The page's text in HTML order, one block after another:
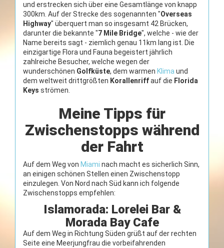
und erstrecken sich über eine Gesamtlänge von knapp
300km. Auf der Strecke des sogenannten "Overseas
Highway" überquert man so insgesamt 42 Brücken,
darunter die bekannte "7 Mile Bridge", welche - wie der
Name bereits sagt - ziemlich genau 11km lang ist. Die
einzigartige Flora und Fauna begeistert jährlich
zahlreiche Besucher, welche wegen der
wunderschönen Golfküste, dem warmen Klima und
dem weltweit drittgrößten Korallenriffauf die Florida
Keys strömen.
Meine Tipps für
Zwischenstopps während
der Fahrt
Auf dem Weg von Miami nach macht es sicherlich Sinn,
an einigen schönen Stellen einen Zwischenstopp
einzulegen. Von Nord nach Süd kann ich folgende
Zwischenstopps empfehlen:
Islamorada: Lorelei Bar &
Morada Bay Cafe
Auf dem Weg in Richtung Süden grüßt auf der rechten
Seite eine Meerjungfrau die vorbeifahrenden